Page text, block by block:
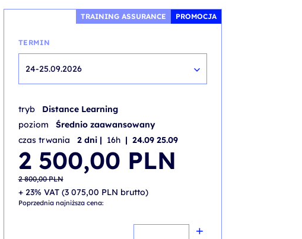
TRAINING ASSURANCE PROMOCJA
TERMIN
24-25.09.2026
tryb
Distance Learning
poziom
Średnio zaawansowany
czas trwania
2 dni | 16h | 24.09 25.09
2 800,00PLN
Pierwotna
cena
wynosiła:
2 500,00 PLN
Aktualna
cena
wynosi:
+ 23% VAT (3 075,00 PLN brutto)
Poprzednia najniższa cena:
+